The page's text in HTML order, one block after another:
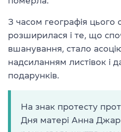
З часом географія цього
розширилася і те, що
вшанування, стало
надсиланням листівок і
подарунків.
На знак протесту
Дня матері Анна